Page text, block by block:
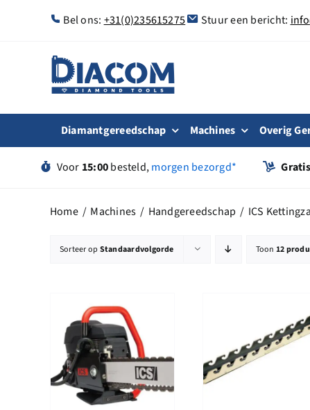
Bel ons: +31(0)235615275 Stuur een bericht:
Diamantgereedschap Machines Overig
Voor 15:00besteld,morgen bezorgd*
Home Machines Handgereedschap ICS
Sorteer op Standaardvolgorde Toon 12